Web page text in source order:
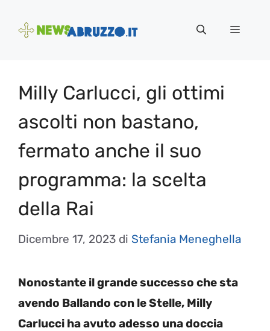
Menu
Milly Carlucci, gli ottimi
ascolti non bastano,
fermato anche il suo
programma: la scelta
della Rai
Dicembre 17, 2023 di Stefania Meneghella
Nonostante il grande successo che sta
avendo Ballando con le Stelle, Milly
Carlucci ha avuto adesso una doccia